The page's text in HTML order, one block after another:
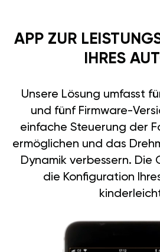
APP ZUR
IHRES
Unsere Lösung umfasst
und fünf Firmware-
einfache Steuerung der
ermöglichen und das
Dynamik verbessern. Die
die Konfiguration